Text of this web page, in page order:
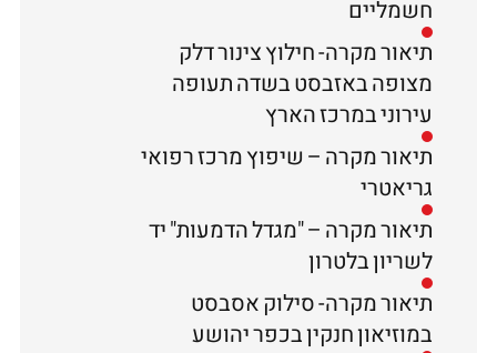
חשמליים
תיאור מקרה- חילוץ צינור דלק
מצופה באזבסט בשדה תעופה
עירוני במרכז הארץ
תיאור מקרה – שיפוץ מרכז רפואי
גריאטרי
תיאור מקרה – "מגדל הדמעות" יד
לשריון בלטרון
תיאור מקרה- סילוק אסבסט
במוזיאון חנקין בכפר יהושע